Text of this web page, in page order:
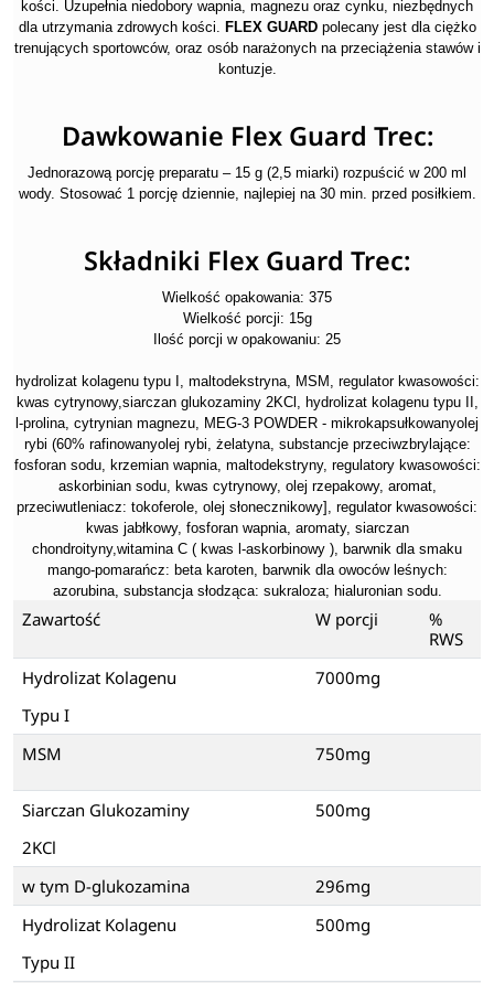
kości. Uzupełnia niedobory wapnia, magnezu oraz cynku, niezbędnych
dla utrzymania zdrowych kości.
FLEX GUARDpolecany jest dla ciężko
trenujących sportowców, oraz osób narażonych na przeciążenia stawów i
kontuzje.
Dawkowanie Flex Guard Trec:
Jednorazową porcję preparatu – 15 g (2,5 miarki) rozpuścić w 200 ml
wody. Stosować 1 porcję dziennie, najlepiej na 30 min. przed posiłkiem.
Składniki Flex Guard Trec:
Wielkość opakowania: 375
Wielkość porcji: 15g
Ilość porcji w opakowaniu: 25
hydrolizat kolagenu typu I, maltodekstryna, MSM, regulator kwasowości:
kwas cytrynowy,siarczan glukozaminy 2KCl, hydrolizat kolagenu typu II,
l-prolina, cytrynian magnezu, MEG-3 POWDER - mikrokapsułkowanyolej
rybi (60% rafinowanyolej rybi, żelatyna, substancje przeciwzbrylające:
fosforan sodu, krzemian wapnia, maltodekstryny, regulatory kwasowości:
askorbinian sodu, kwas cytrynowy, olej rzepakowy, aromat,
przeciwutleniacz: tokoferole, olej słonecznikowy], regulator kwasowości:
kwas jabłkowy, fosforan wapnia, aromaty, siarczan
chondroityny,witamina C ( kwas l-askorbinowy ), barwnik dla smaku
mango-pomarańcz: beta karoten, barwnik dla owoców leśnych:
azorubina, substancja słodząca: sukraloza; hialuronian sodu.
Zawartość W porcji
%
RWS
Hydrolizat Kolagenu
Typu I
7000mg
MSM 750mg
Siarczan Glukozaminy
2KCl
500mg
w tym D-glukozamina
296mg
Hydrolizat Kolagenu
Typu II
500mg